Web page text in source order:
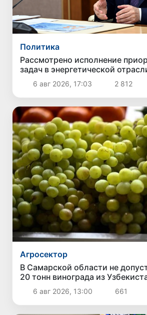
Политика
Рассмотрено исполнение
задач в энергетической
6 авг 2026, 17:03 2 812
Агросектор
В Самарской области не
20 тонн винограда из
выявления карантинного
6 авг 2026, 13:00 661